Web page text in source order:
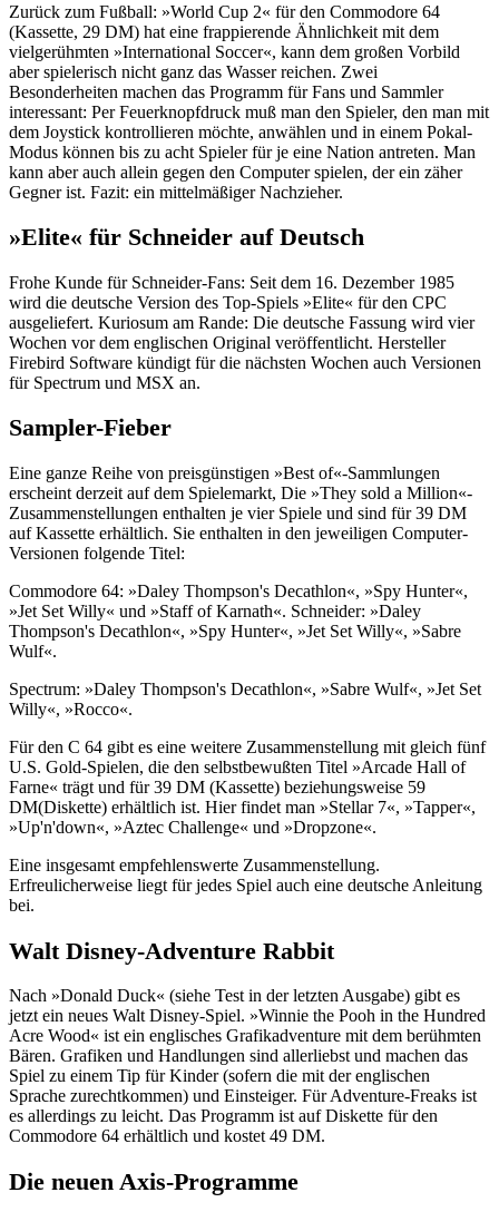
Zurück zum Fußball: »World Cup 2« für den Commodore 64
(Kassette, 29 DM) hat eine frappierende Ähnlichkeit mit dem
vielgerühmten »International Soccer«, kann dem großen Vorbild
aber spielerisch nicht ganz das Wasser reichen. Zwei
Besonderheiten machen das Programm für Fans und Sammler
interessant: Per Feuerknopfdruck muß man den Spieler, den man mit
dem Joystick kontrollieren möchte, anwählen und in einem Pokal-
Modus können bis zu acht Spieler für je eine Nation antreten. Man
kann aber auch allein gegen den Computer spielen, der ein zäher
Gegner ist. Fazit: ein mittelmäßiger Nachzieher.
»Elite« für Schneider auf Deutsch
Frohe Kunde für Schneider-Fans: Seit dem 16. Dezember 1985
wird die deutsche Version des Top-Spiels »Elite« für den CPC
ausgeliefert. Kuriosum am Rande: Die deutsche Fassung wird vier
Wochen vor dem englischen Original veröffentlicht. Hersteller
Firebird Software kündigt für die nächsten Wochen auch Versionen
für Spectrum und MSX an.
Sampler-Fieber
Eine ganze Reihe von preisgünstigen »Best of«-Sammlungen
erscheint derzeit auf dem Spielemarkt, Die »They sold a Million«-
Zusammenstellungen enthalten je vier Spiele und sind für 39 DM
auf Kassette erhältlich. Sie enthalten in den jeweiligen Computer-
Versionen folgende Titel:
Commodore 64: »Daley Thompson's Decathlon«, »Spy Hunter«,
»Jet Set Willy« und »Staff of Karnath«. Schneider: »Daley
Thompson's Decathlon«, »Spy Hunter«, »Jet Set Willy«, »Sabre
Wulf«.
Spectrum: »Daley Thompson's Decathlon«, »Sabre Wulf«, »Jet Set
Willy«, »Rocco«.
Für den C 64 gibt es eine weitere Zusammenstellung mit gleich fünf
U.S. Gold-Spielen, die den selbstbewußten Titel »Arcade Hall of
Farne« trägt und für 39 DM (Kassette) beziehungsweise 59
DM(Diskette) erhältlich ist. Hier findet man »Stellar 7«, »Tapper«,
»Up'n'down«, »Aztec Challenge« und »Dropzone«.
Eine insgesamt empfehlenswerte Zusammenstellung.
Erfreulicherweise liegt für jedes Spiel auch eine deutsche Anleitung
bei.
Walt Disney-Adventure Rabbit
Nach »Donald Duck« (siehe Test in der letzten Ausgabe) gibt es
jetzt ein neues Walt Disney-Spiel. »Winnie the Pooh in the Hundred
Acre Wood« ist ein englisches Grafikadventure mit dem berühmten
Bären. Grafiken und Handlungen sind allerliebst und machen das
Spiel zu einem Tip für Kinder (sofern die mit der englischen
Sprache zurechtkommen) und Einsteiger. Für Adventure-Freaks ist
es allerdings zu leicht. Das Programm ist auf Diskette für den
Commodore 64 erhältlich und kostet 49 DM.
Die neuen Axis-Programme